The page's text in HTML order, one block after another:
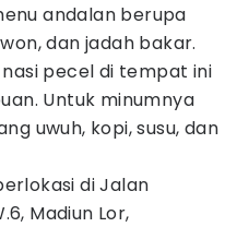
andalan berupa
dan jadah bakar.
pecel di tempat ini
Untuk minumnya
uwuh, kopi, susu, dan
di Jalan
Madiun Lor,